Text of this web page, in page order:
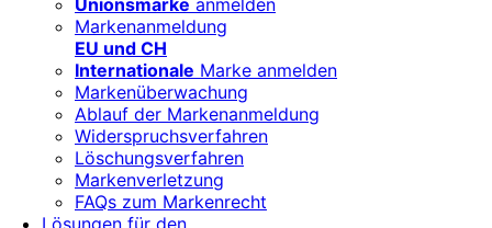
Unionsmarke anmelden
Markenanmeldung
EU und CH
Internationale Marke anmelden
Markenüberwachung
Ablauf der Markenanmeldung
Widerspruchsverfahren
Löschungsverfahren
Markenverletzung
FAQs zum Markenrecht
Lösungen für den